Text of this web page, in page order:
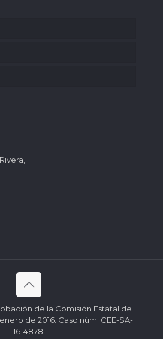
de la Comisión Estatal de
de 2016. Caso núm: CEE-SA-
16-4878.